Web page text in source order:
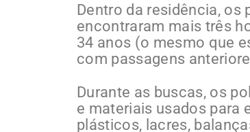
Dentro da residência,
encontraram mais três
34 anos (o mesmo que
com passagens
Durante as buscas, os
e materiais usados para
plásticos, lacres,